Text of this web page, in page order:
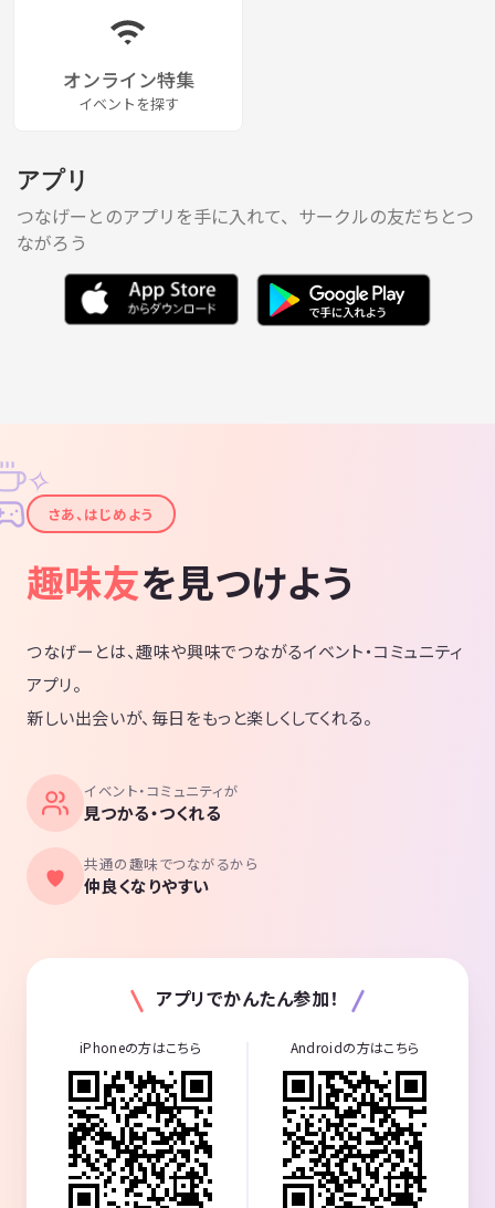
オンライン特集
イベントを探す
アプリ
つなげーとのアプリを手に入れて、サークルの友だちとつ
ながろう
✦
✧
さあ、はじめよう
趣味友を見つけよう
つなげーとは、趣味や興味でつながるイベント・コミュニティ
アプリ。
新しい出会いが、毎日をもっと楽しくしてくれる。
イベント・コミュニティが
見つかる・つくれる
共通の趣味でつながるから
仲良くなりやすい
アプリでかんたん参加！
iPhoneの方はこちら Androidの方はこちら